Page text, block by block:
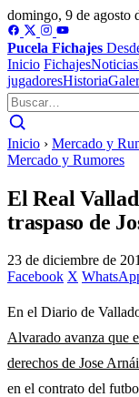
domingo, 9 de agosto
Pucela Fichajes
Inicio FichajesNoticias
jugadoresHistoria
Inicio › Mercado y
Mercado y Rumores
El Real
traspaso de
23 de diciembre de
Facebook X
En el Diario de
Alvarado avanza que
derechos de Jose
en el contrato del